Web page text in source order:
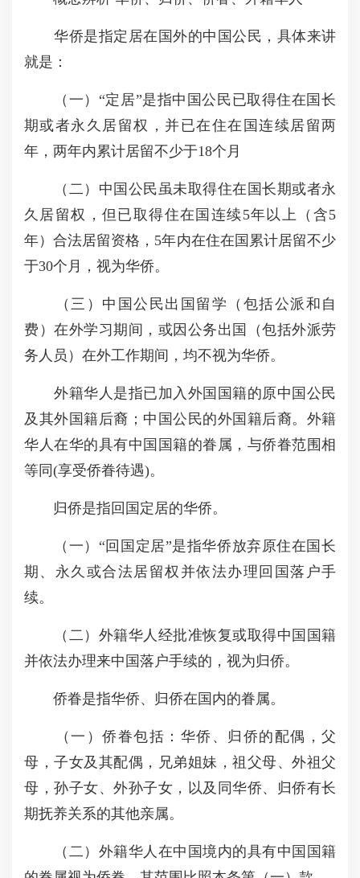
华侨是指定居在国外的中国公民，具体来讲
就是：
（一）“定居”是指中国公民已取得住在国长
期或者永久居留权，并已在住在国连续居留两
年，两年内累计居留不少于18个月
（二）中国公民虽未取得住在国长期或者永
久居留权，但已取得住在国连续5年以上（含5
年）合法居留资格，5年内在住在国累计居留不少
于30个月，视为华侨。
（三）中国公民出国留学（包括公派和自
费）在外学习期间，或因公务出国（包括外派劳
务人员）在外工作期间，均不视为华侨。
外籍华人是指已加入外国国籍的原中国公民
及其外国籍后裔；中国公民的外国籍后裔。外籍
华人在华的具有中国国籍的眷属，与侨眷范围相
等同(享受侨眷待遇)。
归侨是指回国定居的华侨。
（一）“回国定居”是指华侨放弃原住在国长
期、永久或合法居留权并依法办理回国落户手
续。
（二）外籍华人经批准恢复或取得中国国籍
并依法办理来中国落户手续的，视为归侨。
侨眷是指华侨、归侨在国内的眷属。
（一）侨眷包括：华侨、归侨的配偶，父
母，子女及其配偶，兄弟姐妹，祖父母、外祖父
母，孙子女、外孙子女，以及同华侨、归侨有长
期抚养关系的其他亲属。
（二）外籍华人在中国境内的具有中国国籍